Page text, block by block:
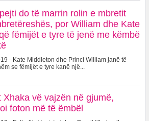
do të marrin rolin e mbretit
por William dhe Kate
fëmijët e tyre të jenë me këmbë
- Kate Middleton dhe Princi William janë të
se fëmijët e tyre kanë një...
Xhaka vë vajzën në gjumë,
foton më të ëmbël